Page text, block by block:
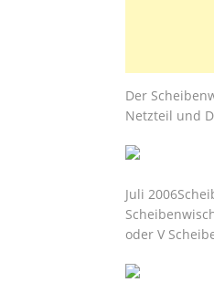
Der
Netzteil und
Juli
oder V